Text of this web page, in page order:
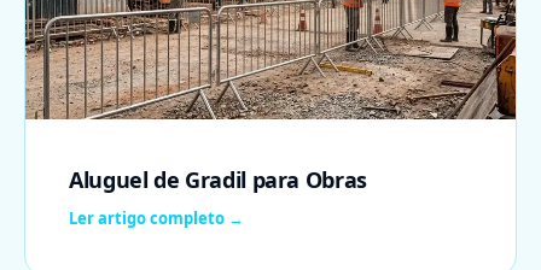
Aluguel de Gradil para Obras
Ler artigo completo →